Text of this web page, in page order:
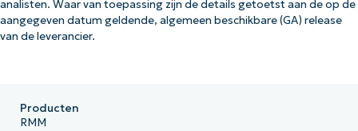
analisten. Waar van toepassing zijn de details getoetst aan de op de
aangegeven datum geldende, algemeen beschikbare (GA) release
van de leverancier.
Producten
RMM